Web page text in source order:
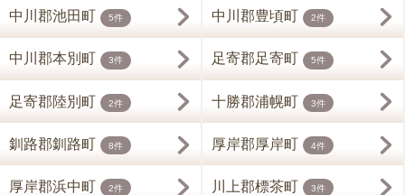
中川郡池田町 5件 中川郡豊頃町 2件
中川郡本別町 3件 足寄郡足寄町 5件
足寄郡陸別町 2件 十勝郡浦幌町 3件
釧路郡釧路町 8件 厚岸郡厚岸町 4件
厚岸郡浜中町 2件 川上郡標茶町 3件